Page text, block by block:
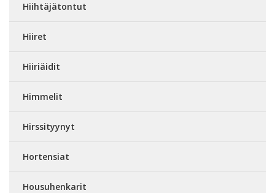
Hiihtäjätontut
Hiiret
Hiiriäidit
Himmelit
Hirssityynyt
Hortensiat
Housuhenkarit